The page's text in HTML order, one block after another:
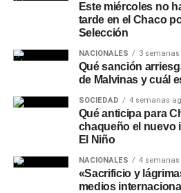
Este miércoles no
tarde en el Chaco
Selección
NACIONALES 3 semanas
Qué sanción
de Malvinas y cuál
SOCIEDAD 4 semanas
Qué anticipa para
chaqueño el nuevo
El Niño
NACIONALES 4 semanas
«Sacrificio y
medios